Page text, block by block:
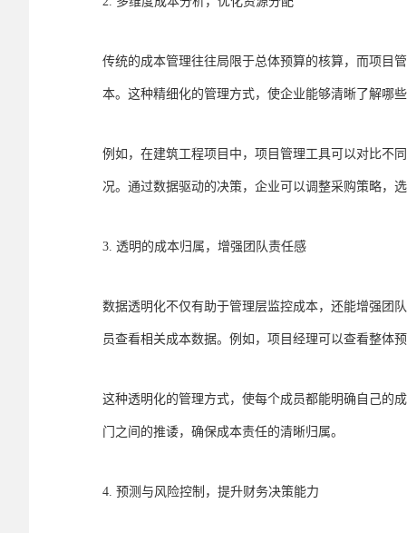
传统的成本管理往往局限于总体预算的核算，而项目
本。这种精细化的管理方式，使企业能够清晰了解哪
例如，在建筑工程项目中，项目管理工具可以对比不
况。通过数据驱动的决策，企业可以调整采购策略，
3. 透明的成本归属，增强团队责任感
数据透明化不仅有助于管理层监控成本，还能增强团
员查看相关成本数据。例如，项目经理可以查看整体
这种透明化的管理方式，使每个成员都能明确自己的
门之间的推诿，确保成本责任的清晰归属。
4. 预测与风险控制，提升财务决策能力